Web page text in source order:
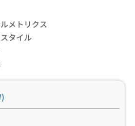
メトリクス
タイル